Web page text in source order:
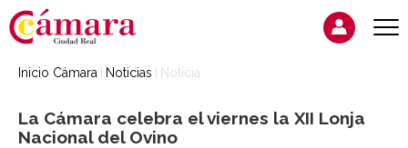
Inicio Cámara Noticias Noticia
La Cámara celebra el viernes la XII Lonja
Nacional del Ovino